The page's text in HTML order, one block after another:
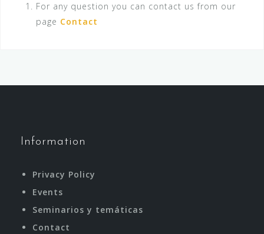
For any question you can contact us from our
page Contact
Information
Privacy Policy
Events
Seminarios y temáticas
Contact